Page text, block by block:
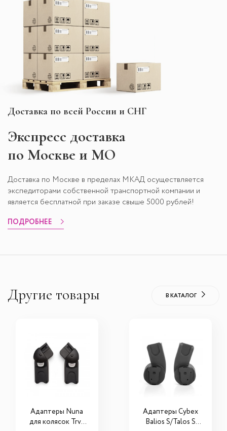
Доставка по всей России и СНГ
Экспресс доставка
по Москве и МО
Доставка по Москве в пределах МКАД осуществляется
экспедиторами собственной транспортной компании и
является бесплатной при заказе свыше 5000 рублей!
ПОДРОБНЕЕ
Другие товары В КАТАЛОГ
Адаптеры Nuna
для колясок Trvl,
Адаптеры Cybex
Balios S/Talos S